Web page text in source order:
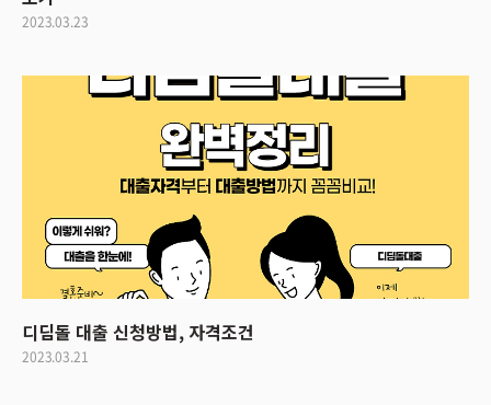
2023.03.23
디딤돌 대출 신청방법, 자격조건
2023.03.21